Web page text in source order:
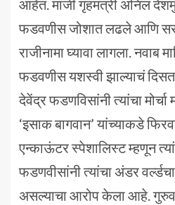
आहेत. माजी गृहमंत्री अनिल
फडवणीस जोशात लढले आणि
राजीनामा घ्यावा लागला. नवाब
फडवणीस यशस्वी झाल्याचं
देवेंद्र फडणविसांनी त्यांचा
‘इसाक बागवान’ यांच्याकडे
एन्काऊंटर स्पेशालिस्ट म्हणून
फडणवीसांनी त्यांचा अंडर
असल्याचा आरोप केला आहे.